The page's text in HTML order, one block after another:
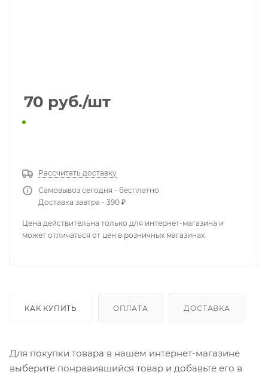
70 руб./шт
Рассчитать доставку
Самовывоз сегодня - бесплатно
Доставка завтра - 390 ₽
Цена действительна только для интернет-магазина и
может отличаться от цен в розничных магазинах
КАК КУПИТЬ ОПЛАТА ДОСТАВКА
Для покупки товара в нашем интернет-магазине
выберите понравившийся товар и добавьте его в